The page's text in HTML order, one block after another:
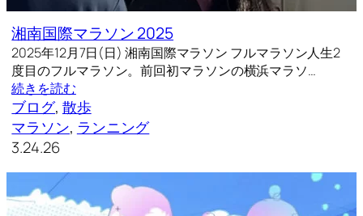
湘南国際マラソン 2025
2025年12月7日(日) 湘南国際マラソン フルマラソン人生2
度目のフルマラソン。前回初マラソンの横浜マラソ…
続きを読む
ブログ, 散歩
マラソン, ランニング
3.24.26